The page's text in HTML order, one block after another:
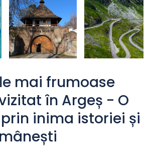
mai frumoase
în Argeș - O
inima istoriei și